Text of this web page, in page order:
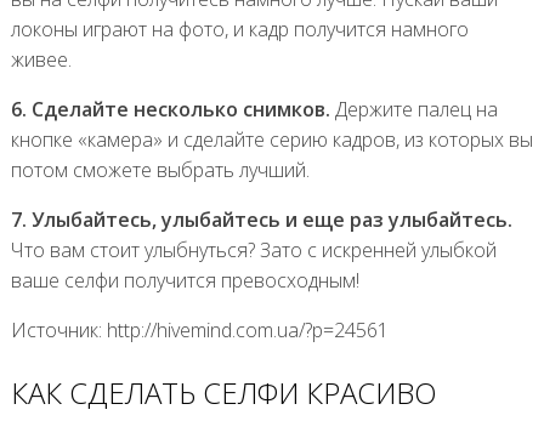
локоны играют на фото, и кадр получится намного
живее.
6. Сделайте несколько снимков. Держите палец на
кнопке «камера» и сделайте серию кадров, из которых вы
потом сможете выбрать лучший.
7. Улыбайтесь, улыбайтесь и еще раз улыбайтесь.
Что вам стоит улыбнуться? Зато с искренней улыбкой
ваше селфи получится превосходным!
Источник: http://hivemind.com.ua/?p=24561
КАК СДЕЛАТЬ СЕЛФИ КРАСИВО